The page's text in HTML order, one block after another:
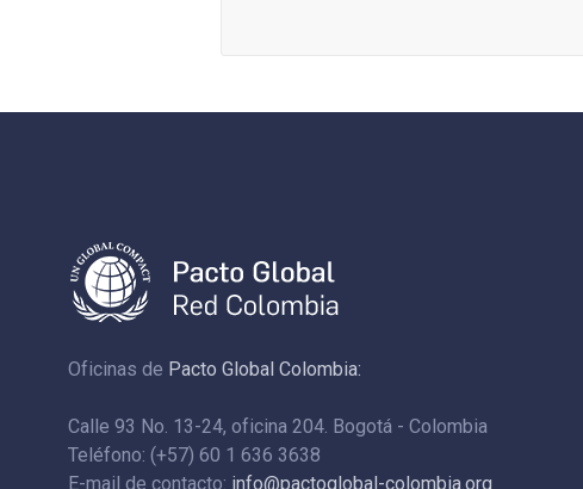
Oficinas de Pacto Global Colombia:
Calle 93 No. 13-24, oficina 204. Bogotá - Colombia
Teléfono: (+57) 60 1 636 3638
E-mail de contacto: info@pactoglobal-colombia.org